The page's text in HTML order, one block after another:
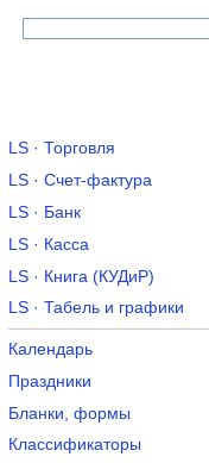
LS · Торговля
LS · Счет-фактура
LS · Банк
LS · Касса
LS · Книга (КУДиР)
LS · Табель и графики
Календарь
Праздники
Бланки, формы
Классификаторы